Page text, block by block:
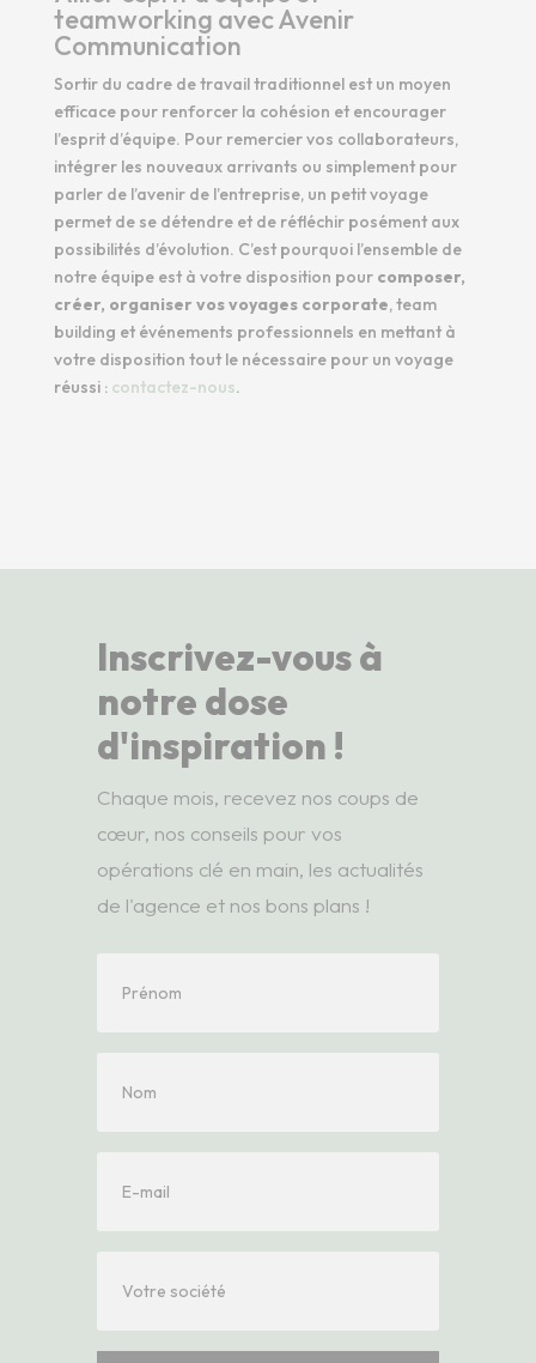
teamworking avec Avenir
Communication
Sortir du cadre de travail traditionnel est un moyen
efficace pour renforcer la cohésion et encourager
l’esprit d’équipe. Pour remercier vos collaborateurs,
intégrer les nouveaux arrivants ou simplement pour
parler de l’avenir de l’entreprise, un petit voyage
permet de se détendre et de réfléchir posément aux
possibilités d’évolution. C’est pourquoi l’ensemble de
notre équipe est à votre disposition pour composer,
créer, organiser vos voyages corporate, team
building et événements professionnels en mettant à
votre disposition tout le nécessaire pour un voyage
réussi : contactez-nous.
Inscrivez-vous à
notre dose
d'inspiration !
Chaque mois, recevez nos coups de
cœur, nos conseils pour vos
opérations clé en main, les actualités
de l'agence et nos bons plans !